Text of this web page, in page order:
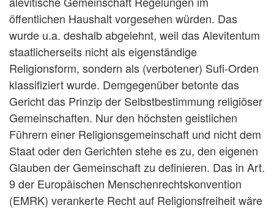
öffentlichen Haushalt vorgesehen würden. Das
wurde u.a. deshalb abgelehnt, weil das Alevitentum
staatlicherseits nicht als eigenständige
Religionsform, sondern als (verbotener) Sufi-Orden
klassifiziert wurde. Demgegenüber betonte das
Gericht das Prinzip der Selbstbestimmung religiöser
Gemeinschaften. Nur den höchsten geistlichen
Führern einer Religionsgemeinschaft und nicht dem
Staat oder den Gerichten stehe es zu, den eigenen
Glauben der Gemeinschaft zu definieren. Das in Art.
9 der Europäischen Menschenrechtskonvention
(EMRK) verankerte Recht auf Religionsfreiheit wäre